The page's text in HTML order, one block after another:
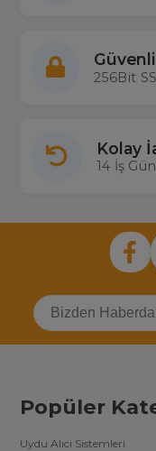
256Bit
Kolay
14 İş
Popüler
Uydu Alıcı Sistemleri